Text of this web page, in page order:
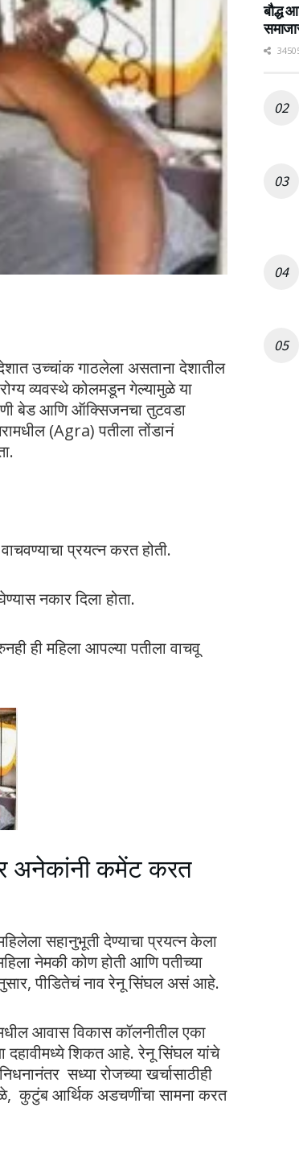
उच्चांक गाठलेला असताना देशातील
व्यवस्थे कोलमडून गेल्यामुळे या
बेड आणि ऑक्सिजनचा तुटवडा
(Agra) पतीला तोंडानं
प्रयत्न करत होती.
नकार दिला होता.
ही महिला आपल्या पतीला वाचवू
अनेकांनी कमेंट करत
सहानुभूती देण्याचा प्रयत्न केला
नेमकी कोण होती आणि पतीच्या
पीडितेचं नाव रेनू सिंघल असं आहे.
आवास विकास कॉलनीतील एका
दहावीमध्ये शिकत आहे. रेनू सिंघल यांचे
सध्या रोजच्या खर्चासाठीही
कुटुंब आर्थिक अडचणींचा सामना करत
बौद्ध